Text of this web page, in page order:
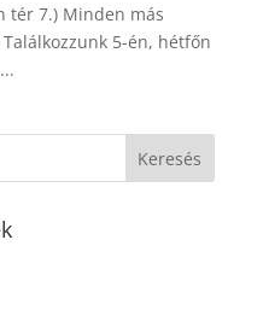
tér 7.) Minden más
5-én, hétfőn